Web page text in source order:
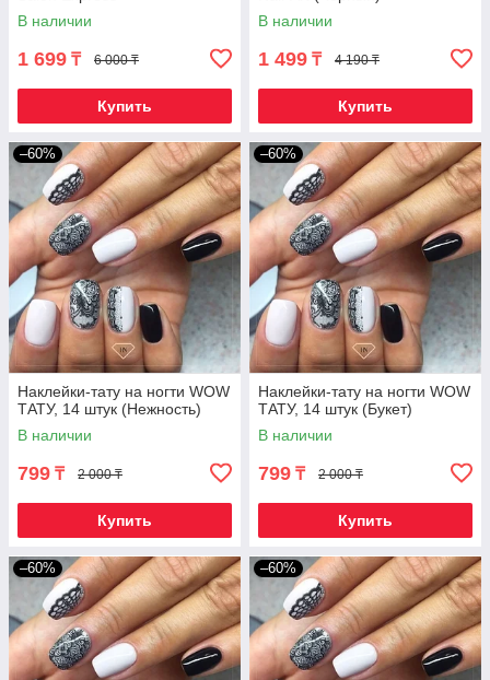
В наличии
1 699 ₸ 6 000 ₸
Купить
В наличии
1 499 ₸ 4 190 ₸
Купить
–60%
Наклейки-тату на ногти WOW
ТАТУ, 14 штук (Нежность)
В наличии
799 ₸ 2 000 ₸
Купить
–60%
Наклейки-тату на ногти WOW
ТАТУ, 14 штук (Букет)
В наличии
799 ₸ 2 000 ₸
Купить
–60% –60%